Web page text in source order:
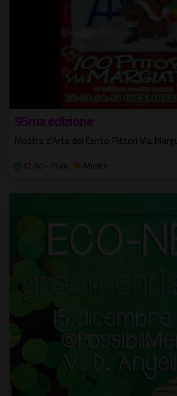
95ma edizione
Mostra d'Arte dei Cento Pittori Via
12 dic - 15 dic Mostre